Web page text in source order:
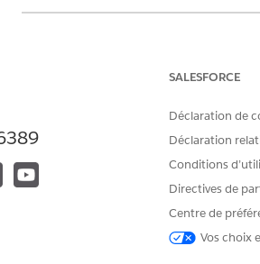
complément Agentforce pour IT
AUTORISATIONS
SALESFORCE
Déclaration de
Déclaration
Conditions
Directives de
Centre de
Vos choix